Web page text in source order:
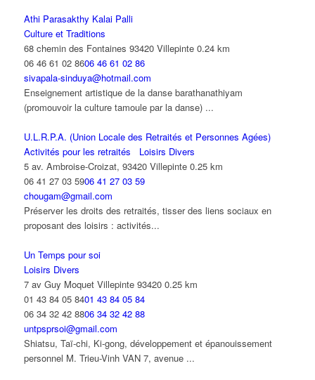
Athi Parasakthy Kalai Palli
Culture et Traditions
68 chemin des Fontaines 93420 Villepinte 0.24 km
06 46 61 02 8606 46 61 02 86
sivapala-sinduya@hotmail.com
Enseignement artistique de la danse barathanathiyam
(promouvoir la culture tamoule par la danse) ...
U.L.R.P.A. (Union Locale des Retraités et Personnes Agées)
Activités pour les retraités
Loisirs Divers
5 av. Ambroise-Croizat, 93420 Villepinte 0.25 km
06 41 27 03 5906 41 27 03 59
chougam@gmail.com
Préserver les droits des retraités, tisser des liens sociaux en
proposant des loisirs : activités...
Un Temps pour soi
Loisirs Divers
7 av Guy Moquet Villepinte 93420 0.25 km
01 43 84 05 8401 43 84 05 84
06 34 32 42 8806 34 32 42 88
untpsprsoi@gmail.com
Shiatsu, Taï-chi, Ki-gong, développement et épanouissement
personnel M. Trieu-Vinh VAN 7, avenue ...